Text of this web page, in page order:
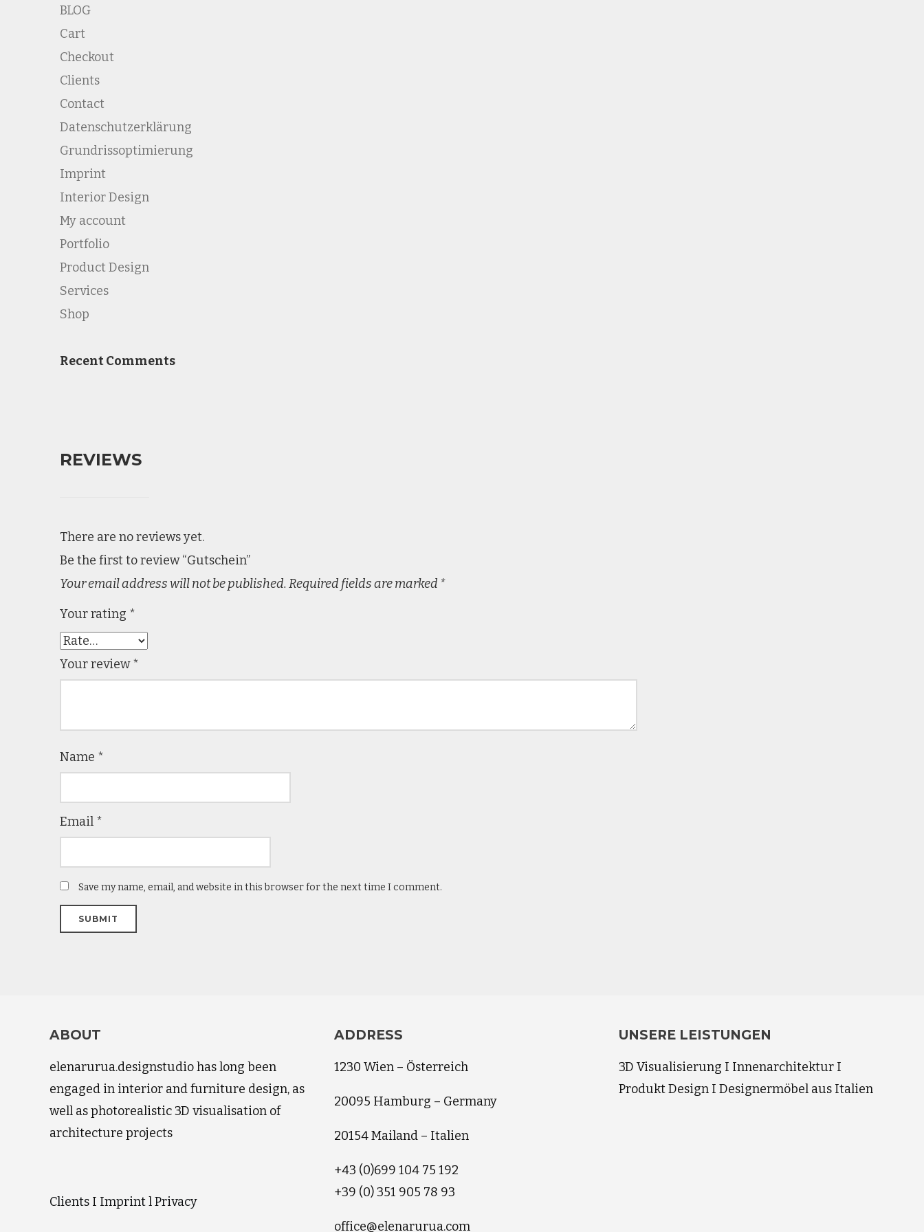
BLOG
Cart
Checkout
Clients
Contact
Datenschutzerklärung
Grundrissoptimierung
Imprint
Interior Design
My account
Portfolio
Product Design
Services
Shop
Recent Comments
REVIEWS
There are no reviews yet.
Be the first to review “Gutschein”
Your email address will not be published. Required fields are marked *
Your rating *
Your review*
Name *
Email *
Save my name, email, and website in this browser for the next time I comment.
ABOUT
elenarurua.designstudio has long been
engaged in interior and furniture design, as
well as photorealistic 3D visualisation of
architecture projects
Clients I ImprintlPrivacy
ADDRESS
1230 Wien – Österreich
20095 Hamburg – Germany
20154 Mailand – Italien
+43 (0)699 104 75 192
+39 (0) 351 905 78 93
office@elenarurua.com
UNSERE LEISTUNGEN
3D Visualisierung I Innenarchitektur I
Produkt Design I Designermöbel aus Italien